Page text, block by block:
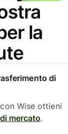
la
di
Wise ottieni
mercato.